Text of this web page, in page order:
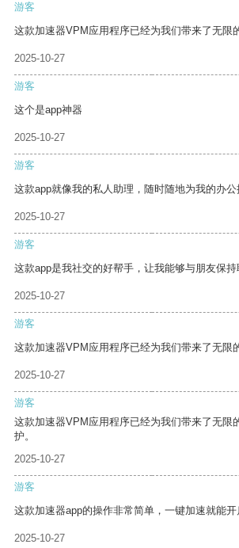
游客
这款加速器VPM应用程序已经为我们带来了无限
2025-10-27
游客
这个是app神器
2025-10-27
游客
这款app就像我的私人助理，随时随地为我的办公
2025-10-27
游客
这款app是我社交的好帮手，让我能够与朋友保持
2025-10-27
游客
这款加速器VPM应用程序已经为我们带来了无限
2025-10-27
游客
这款加速器VPM应用程序已经为我们带来了无限
护。
2025-10-27
游客
这款加速器app的操作非常简单，一键加速就能开
2025-10-27